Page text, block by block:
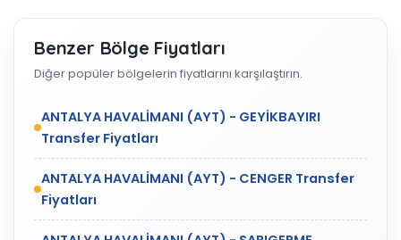
Benzer Bölge Fiyatları
Diğer popüler bölgelerin fiyatlarını karşılaştırın.
ANTALYA HAVALİMANI (AYT) - GEYİKBAYIRI
Transfer Fiyatları
ANTALYA HAVALİMANI (AYT) - CENGER Transfer
Fiyatları